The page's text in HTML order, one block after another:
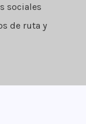
sociales
de ruta y